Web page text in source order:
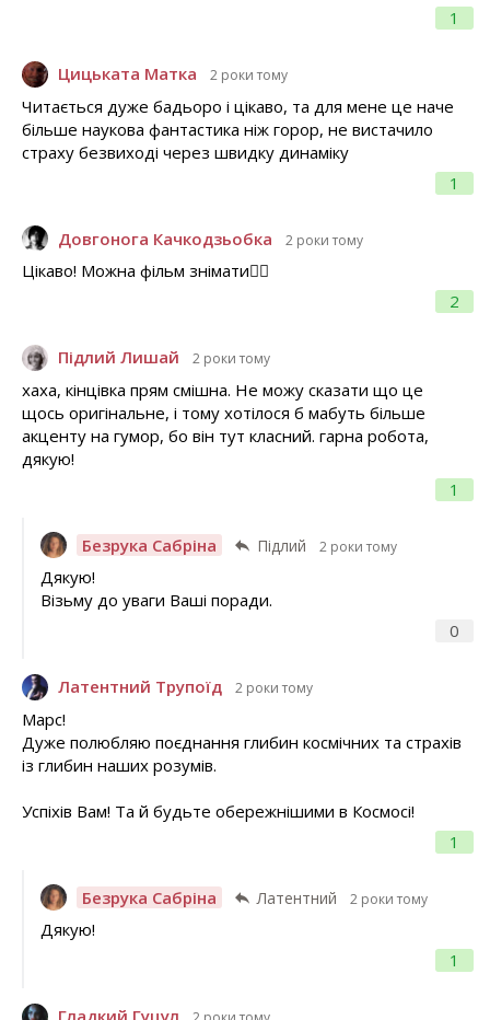
1
Цицьката Матка 2 роки тому
1
Читається дуже бадьоро і цікаво, та для мене це наче
більше наукова фантастика ніж горор, не вистачило
страху безвиході через швидку динаміку
Довгонога Качкодзьобка 2 роки тому
2
Цікаво! Можна фільм знімати👍🏻
Підлий Лишай 2 роки тому
1
хаха, кінцівка прям смішна. Не можу сказати що це
щось оригінальне, і тому хотілося б мабуть більше
акценту на гумор, бо він тут класний. гарна робота,
дякую!
Безрука Сабріна Підлий 2 роки тому
0
Дякую!
Візьму до уваги Ваші поради.
Латентний Трупоїд 2 роки тому
1
Марс!
Дуже полюбляю поєднання глибин космічних та страхів
із глибин наших розумів.
Успіхів Вам! Та й будьте обережнішими в Космосі!
Безрука Сабріна Латентний 2 роки тому
1
Дякую!